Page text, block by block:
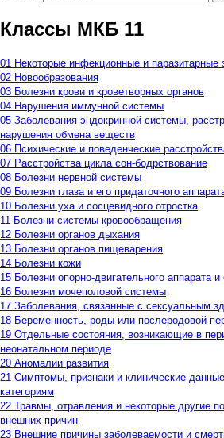
Классы МКБ 11
01 Некоторые инфекционные и паразитарные
02 Новообразования
03 Болезни крови и кроветворных органов
04 Нарушения иммунной системы
05 Заболевания эндокринной системы,
нарушения обмена веществ
06 Психические и поведенческие
07 Расстройства цикла сон-бодрствование
08 Болезни нервной системы
09 Болезни глаза и его придаточного
10 Болезни уха и сосцевидного отростка
11 Болезни системы кровообращения
12 Болезни органов дыхания
13 Болезни органов пищеварения
14 Болезни кожи
15 Болезни опорно-двигательного аппарата
16 Болезни мочеполовой системы
17 Заболевания, связанные с сексуальным
18 Беременность, роды или послеродовой
19 Отдельные состояния, возникающие в
неонатальном периоде
20 Аномалии развития
21 Симптомы, признаки и клинические
категориям
22 Травмы, отравления и некоторые другие
внешних причин
23 Внешние причины заболеваемости и